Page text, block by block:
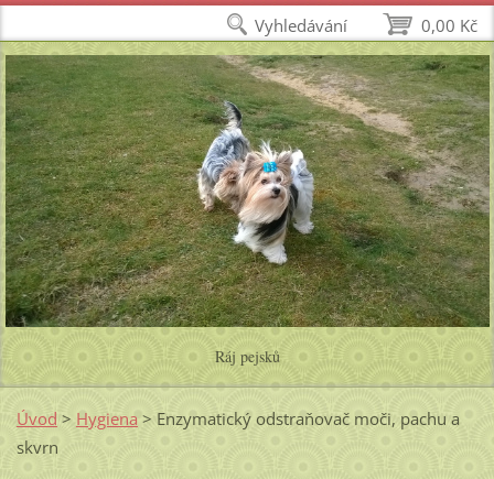
Ráj pejsků
Úvod > Hygiena > Enzymatický odstraňovač moči, pachu a
skvrn
0,00 Kč
Vyhledávání